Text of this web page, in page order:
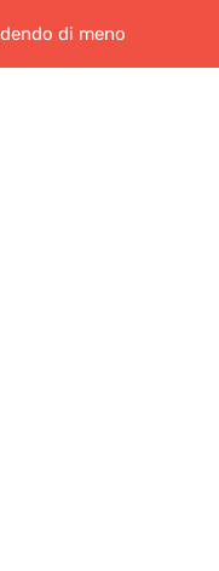
di meno